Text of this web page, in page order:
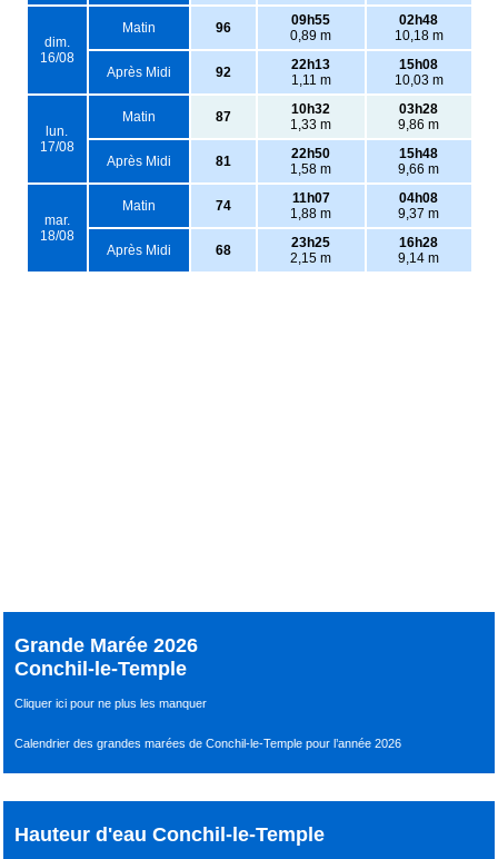
dim.
16/08
Matin 96
09h55
0,89 m
02h48
10,18 m
Après Midi 92
22h13
1,11 m
15h08
10,03 m
lun.
17/08
Matin 87
10h32
1,33 m
03h28
9,86 m
Après Midi 81
22h50
1,58 m
15h48
9,66 m
mar.
18/08
Matin 74
11h07
1,88 m
04h08
9,37 m
Après Midi 68
23h25
2,15 m
16h28
9,14 m
Grande Marée 2026
Conchil-le-Temple
Cliquer ici pour ne plus les manquer
Calendrier des grandes marées de Conchil-le-Temple pour l’année 2026
Hauteur d'eau Conchil-le-Temple